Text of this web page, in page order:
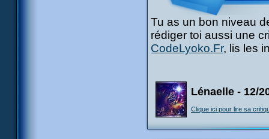
Tu as un bon niveau
rédiger toi aussi une
CodeLyoko.Fr, lis les
Lénaelle - 12/
Clique ici pour lire sa